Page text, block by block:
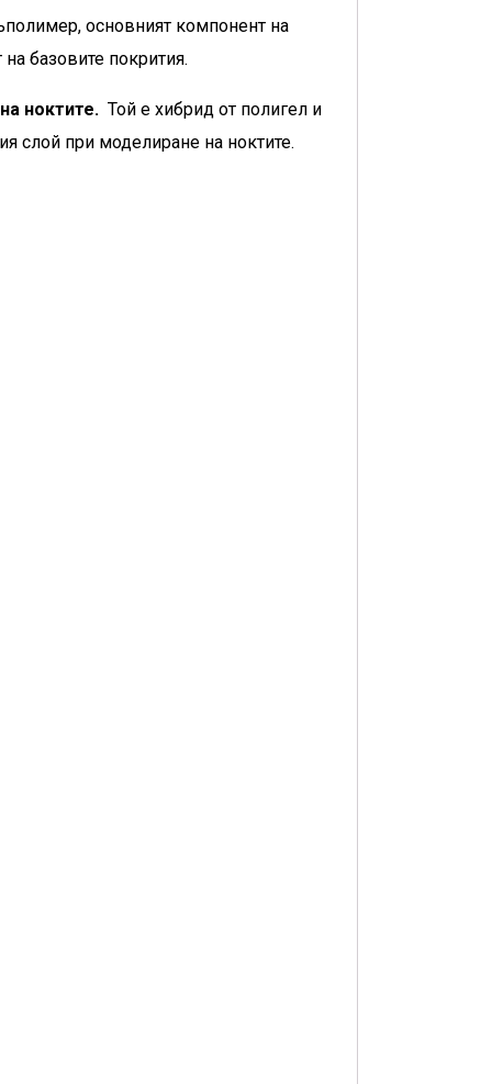
основният компонент на
базовите покрития.
ноктите. Той е хибрид от полигел и
слой при моделиране на ноктите.